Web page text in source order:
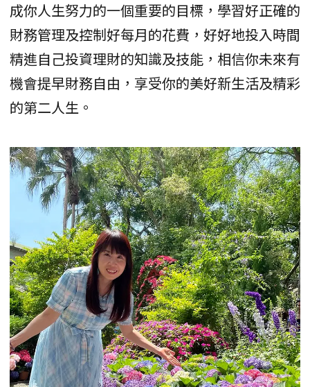
成你人生努力的一個重要的目標，學習好正確的
財務管理及控制好每月的花費，好好地投入時間
精進自己投資理財的知識及技能，相信你未來有
機會提早財務自由，享受你的美好新生活及精彩
的第二人生。